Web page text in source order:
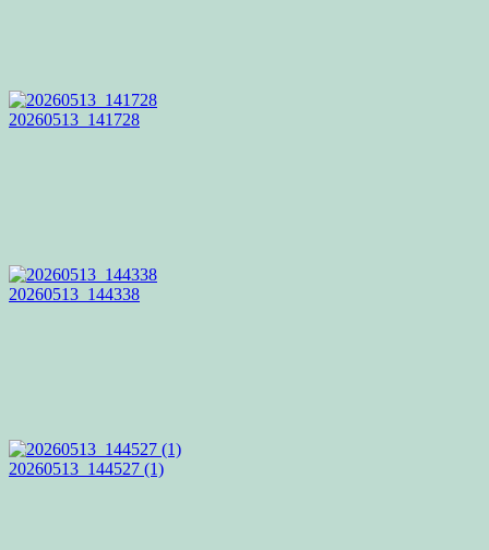
20260513_141728
20260513_144338
20260513_144527 (1)